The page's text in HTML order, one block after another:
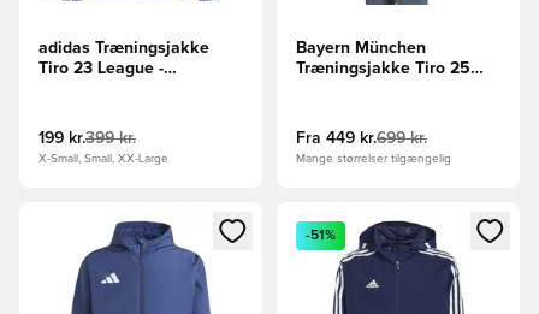
adidas Træningsjakke
Tiro 23 League -
199 kr.399 kr.
X-Small, Small, XX-Large
Bayern München
Træningsjakke Tiro 25
Fra 449 kr.699 kr.
Mange størrelser tilgængelig
Åbner en Modal til at logge ind eller tilmelde dig som
Åbner en Modal til at logge
-51%